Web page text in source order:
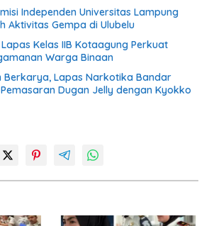
Independen Universitas Lampung
Aktivitas Gempa di Ulubelu
Kelas IIB Kotaagung Perkuat
Warga Binaan
Berkarya, Lapas Narkotika Bandar
Pemasaran Dugan Jelly dengan Kyokko